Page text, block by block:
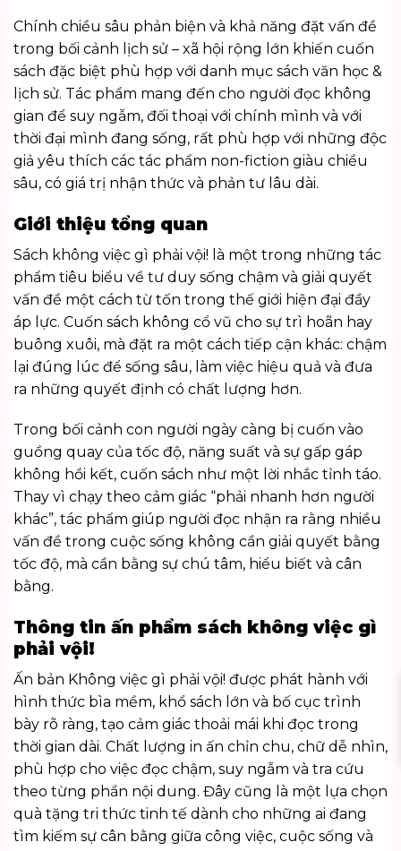
Chính chiều sâu phản biện và khả năng đặt vấn đề
trong bối cảnh lịch sử – xã hội rộng lớn khiến cuốn
sách đặc biệt phù hợp với danh mục sách văn học &
lịch sử. Tác phẩm mang đến cho người đọc không
gian để suy ngẫm, đối thoại với chính mình và với
thời đại mình đang sống, rất phù hợp với những độc
giả yêu thích các tác phẩm non-fiction giàu chiều
sâu, có giá trị nhận thức và phản tư lâu dài.
Giới thiệu tổng quan
Sách không việc gì phải vội! là một trong những tác
phẩm tiêu biểu về tư duy sống chậm và giải quyết
vấn đề một cách từ tốn trong thế giới hiện đại đầy
áp lực. Cuốn sách không cổ vũ cho sự trì hoãn hay
buông xuôi, mà đặt ra một cách tiếp cận khác: chậm
lại đúng lúc để sống sâu, làm việc hiệu quả và đưa
ra những quyết định có chất lượng hơn.
Trong bối cảnh con người ngày càng bị cuốn vào
guồng quay của tốc độ, năng suất và sự gấp gáp
không hồi kết, cuốn sách như một lời nhắc tỉnh táo.
Thay vì chạy theo cảm giác “phải nhanh hơn người
khác”, tác phẩm giúp người đọc nhận ra rằng nhiều
vấn đề trong cuộc sống không cần giải quyết bằng
tốc độ, mà cần bằng sự chú tâm, hiểu biết và cân
bằng.
Thông tin ấn phẩm sách không việc gì
phải vội!
Ấn bản Không việc gì phải vội! được phát hành với
hình thức bìa mềm, khổ sách lớn và bố cục trình
bày rõ ràng, tạo cảm giác thoải mái khi đọc trong
thời gian dài. Chất lượng in ấn chỉn chu, chữ dễ nhìn,
phù hợp cho việc đọc chậm, suy ngẫm và tra cứu
theo từng phần nội dung. Đây cũng là một lựa chọn
quà tặng tri thức tinh tế dành cho những ai đang
tìm kiếm sự cân bằng giữa công việc, cuộc sống và